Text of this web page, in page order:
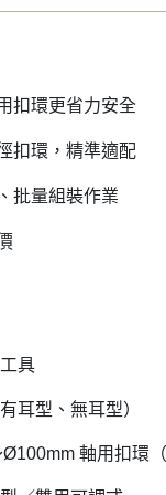
扣環更省力安全
扣環，精準適配
批量組裝作業
具
耳型、無耳型）
軸用扣環